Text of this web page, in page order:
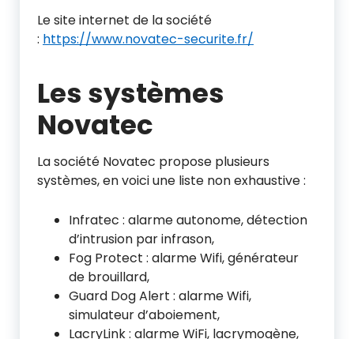
Le site internet de la société
: https://www.novatec-securite.fr/
Les systèmes
Novatec
La société Novatec propose plusieurs
systèmes, en voici une liste non exhaustive :
Infratec : alarme autonome, détection
d’intrusion par infrason,
Fog Protect : alarme Wifi, générateur
de brouillard,
Guard Dog Alert : alarme Wifi,
simulateur d’aboiement,
LacryLink : alarme WiFi, lacrymogène,